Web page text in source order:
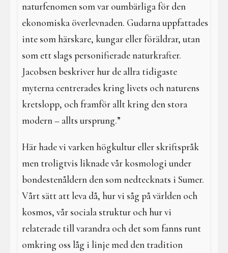
naturfenomen som var oumbärliga för den
ekonomiska överlevnaden. Gudarna uppfattades
inte som härskare, kungar eller föräldrar, utan
som ett slags personifierade naturkrafter.
Jacobsen beskriver hur de allra tidigaste
myterna centrerades kring livets och naturens
kretslopp, och framför allt kring den stora
modern – allts ursprung.”
Här hade vi varken högkultur eller skriftspråk
men troligtvis liknade vår kosmologi under
bondestenåldern den som nedtecknats i Sumer.
Vårt sätt att leva då, hur vi såg på världen och
kosmos, vår sociala struktur och hur vi
relaterade till varandra och det som fanns runt
omkring oss låg i linje med den tradition